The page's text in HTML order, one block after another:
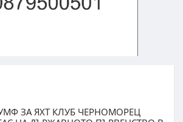
ЗА ЯХТ КЛУБ ЧЕРНОМОРЕЦ